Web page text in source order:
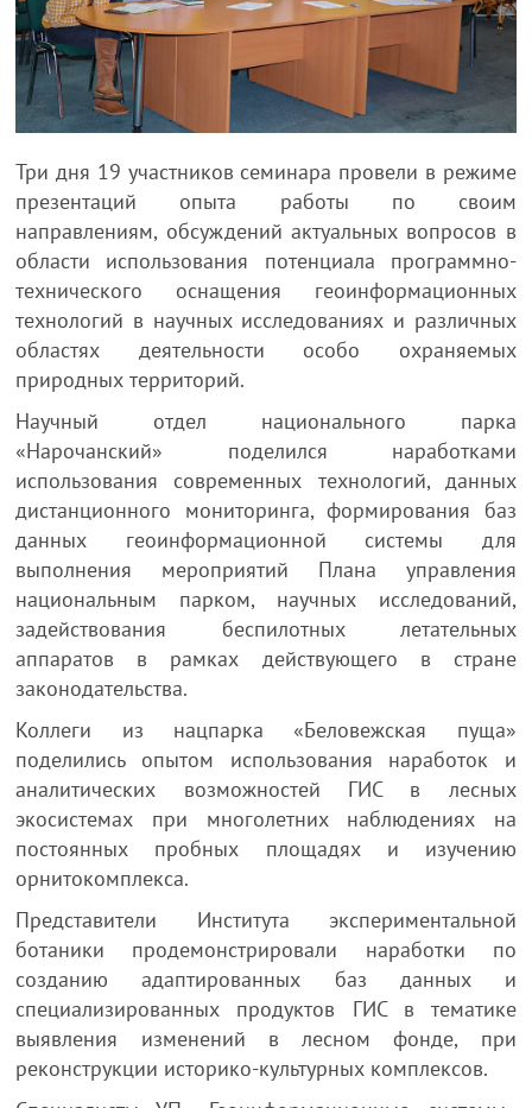
Три дня 19 участников семинара провели в режиме
презентаций опыта работы по своим
направлениям, обсуждений актуальных вопросов в
области использования потенциала программно-
технического оснащения геоинформационных
технологий в научных исследованиях и различных
областях деятельности особо охраняемых
природных территорий.
Научный отдел национального парка
«Нарочанский» поделился наработками
использования современных технологий, данных
дистанционного мониторинга, формирования баз
данных геоинформационной системы для
выполнения мероприятий Плана управления
национальным парком, научных исследований,
задействования беспилотных летательных
аппаратов в рамках действующего в стране
законодательства.
Коллеги из нацпарка «Беловежская пуща»
поделились опытом использования наработок и
аналитических возможностей ГИС в лесных
экосистемах при многолетних наблюдениях на
постоянных пробных площадях и изучению
орнитокомплекса.
Представители Института экспериментальной
ботаники продемонстрировали наработки по
созданию адаптированных баз данных и
специализированных продуктов ГИС в тематике
выявления изменений в лесном фонде, при
реконструкции историко-культурных комплексов.